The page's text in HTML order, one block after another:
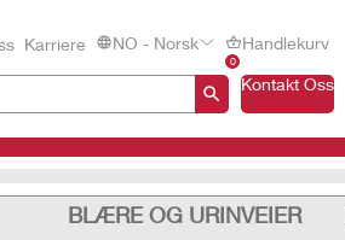
Karriere NO - Norsk
0
Handlekurv
Kontakt Oss
BLÆRE OG URINVEIER